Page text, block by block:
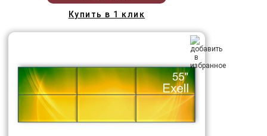
Купить в 1 клик